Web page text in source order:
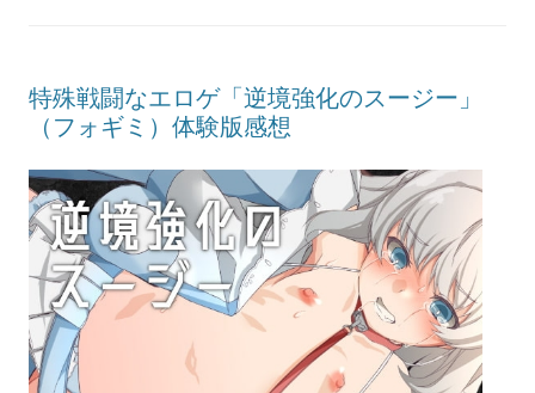
特殊戦闘なエロゲ「逆境強化のスージー」
（フォギミ）体験版感想